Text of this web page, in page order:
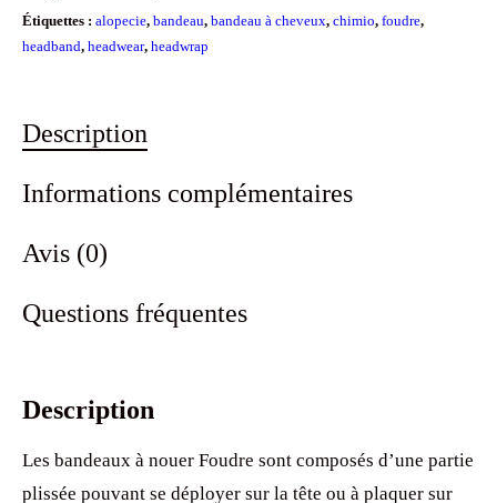
Étiquettes : alopecie, bandeau, bandeau à cheveux, chimio, foudre,
headband, headwear, headwrap
Description
Informations complémentaires
Avis (0)
Questions fréquentes
Description
Les bandeaux à nouer Foudre sont composés d’une partie
plissée pouvant se déployer sur la tête ou à plaquer sur